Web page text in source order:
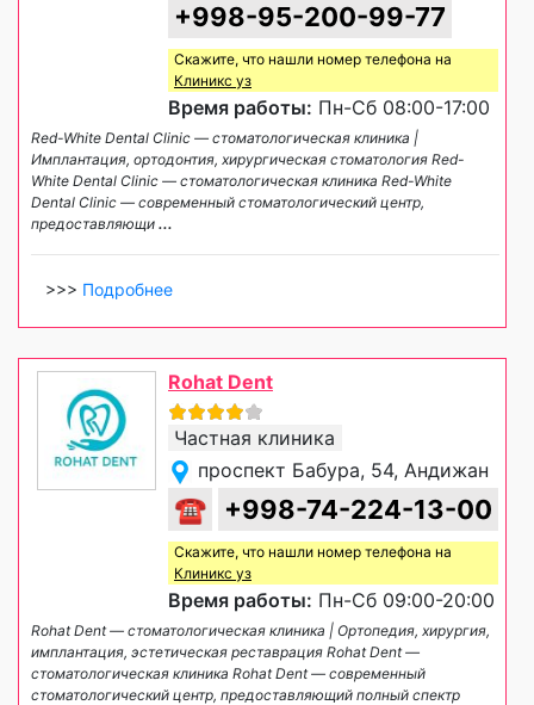
+998-95-200-99-77
Скажите, что нашли номер телефона на
Клиникс уз
Время работы: Пн-Сб 08:00-17:00
Red-White Dental Clinic — стоматологическая клиника |
Имплантация, ортодонтия, хирургическая стоматология Red-
White Dental Clinic — стоматологическая клиника Red-White
Dental Clinic — современный стоматологический центр,
предоставляющи ...
>>> Подробнее
Rohat Dent
Частная клиника
проспект Бабура, 54, Андижан
☎ +998-74-224-13-00
Скажите, что нашли номер телефона на
Клиникс уз
Время работы: Пн-Сб 09:00-20:00
Rohat Dent — стоматологическая клиника | Ортопедия, хирургия,
имплантация, эстетическая реставрация Rohat Dent —
стоматологическая клиника Rohat Dent — современный
стоматологический центр, предоставляющий полный спектр